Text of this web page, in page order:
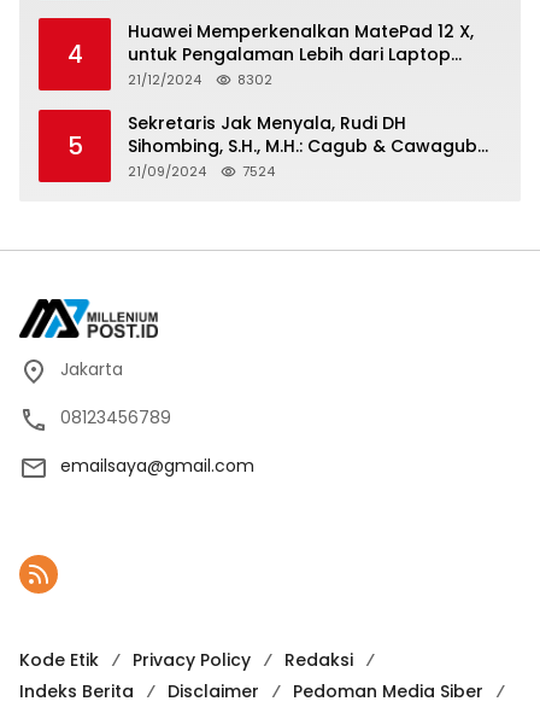
4
Huawei Memperkenalkan MatePad 12 X,
untuk Pengalaman Lebih dari Laptop
dengan Layar Ultra Bright dan Desain
Standar Baru untuk Produktivitas di Mana
Saja
21/12/2024 8302
5
Sekretaris Jak Menyala, Rudi DH
Sihombing, S.H., M.H.: Cagub & Cawagub
DKI Jakarta Pramono Anung dan Rano
21/09/2024 7524
Jakarta
08123456789
emailsaya@gmail.com
Kode Etik Privacy Policy
Redaksi
Indeks Berita
Disclaimer
Pedoman Media Siber